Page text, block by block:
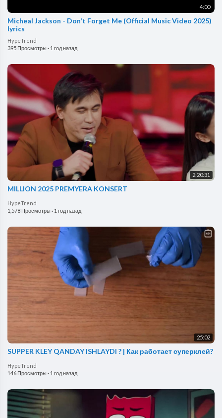
4:00
Micheal Jackson - Don't Forget Me (Official Music Video 2025)
lyrics
HypeTrend
395 Просмотры· 1 год назад
2:20:31
MILLION 2025 PREMYERA KONSERT
HypeTrend
1,578 Просмотры· 1 год назад
25:02
SUPPER KLEY QANDAY ISHLAYDI ? | Как работает суперклей?
HypeTrend
146 Просмотры· 1 год назад